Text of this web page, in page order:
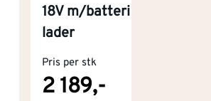
18V m/batteri og
lader
Pris per stk
2 189,-